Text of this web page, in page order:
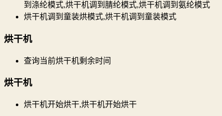
到涤纶模式,烘干机调到腈纶模式,烘干机调到氨纶模式
烘干机调到童装烘模式,烘干机调到童装模式
烘干机
查询当前烘干机剩余时间
烘干机
烘干机开始烘干,烘干机开始烘干